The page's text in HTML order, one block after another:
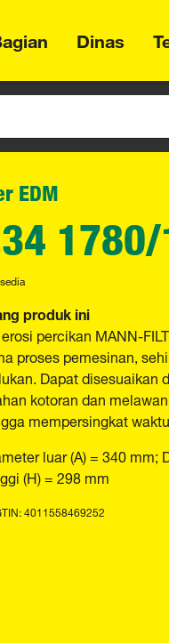
Dinas
EDM
produk ini
percikan MANN-
proses pemesinan,
Dapat disesuaikan
kotoran dan
mempersingkat
luar (A) = 340 mm;
(H) = 298 mm
4011558469252